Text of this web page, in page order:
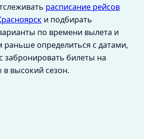
расписание рейсов
и подбирать
по времени вылета и
раньше определиться с датами,
билеты на
высокий сезон.